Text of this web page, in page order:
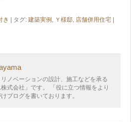
き | タグ: 建築実例 , Ｙ様邸, 店舗併用住宅
ノベーションの設計、施工などを承る
式会社」です。 「役に立つ情報をより
ブログを書いております。